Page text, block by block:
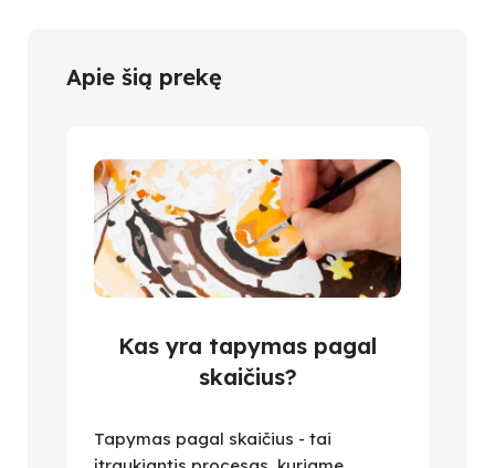
Apie šią prekę
Kas yra tapymas pagal
skaičius?
Tapymas pagal skaičius - tai